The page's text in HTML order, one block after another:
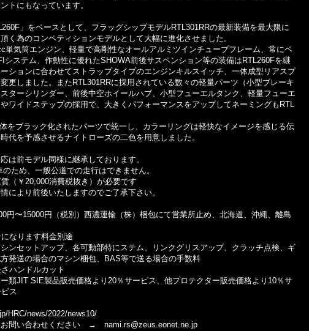
トにもなっています。
」をベースとして、フラッグシップモデルRTL301RRの最新装備を最大限に
く為のコンペティションモデルとして大幅に進化させました。
単気筒エンジン、軽量で高剛性なオールアルミツインチューブフレーム、常にベ
システム、作動性に優れたSHOWA前後サスペンション等の装備はRTL260Fを継
ションに合わせてストラップタイプのエンジンキルスイッチ、一体成型リアスプ
更しました。またRTL301RRに採用されている数々の軽量パーツ（小型ブレーキ
ターシリンダー、前後中空ホイールハブ、小型フューエルタンク、軽量フューエ
ワイドステップの採用で、大きくパフォーマンスをアップしてネーミングもRTL
をブラック化されたパーツで統一し、カラーリングは軽快なイメージを感じる伝
代を予感させるナイトローズの二色を用意しました。
は前モデル同様に継承しております。
ため、一般公道での走行はできません。
（￥20,000消費税抜き）が必要です
により前後いたしますのでご了承下さい。
〜15000円（税別）西濃運輸（株）梱包にて営業所止め、北海道、沖縄、離島
なります料金別途
ンセットアップ、各可動部特にステム、リンクグリスアップ、クラッチ点検、ギ
発送の場合のマシン梱包、BAS等で送る場合の手数料
ハンドルカット
類JIT SIE製品販売価格より20％サービス、他プロテクター販売価格より10％サ
ス
news/2022/news10/
お問い合わせください → nami.rs@zeus.eonet.ne.jp